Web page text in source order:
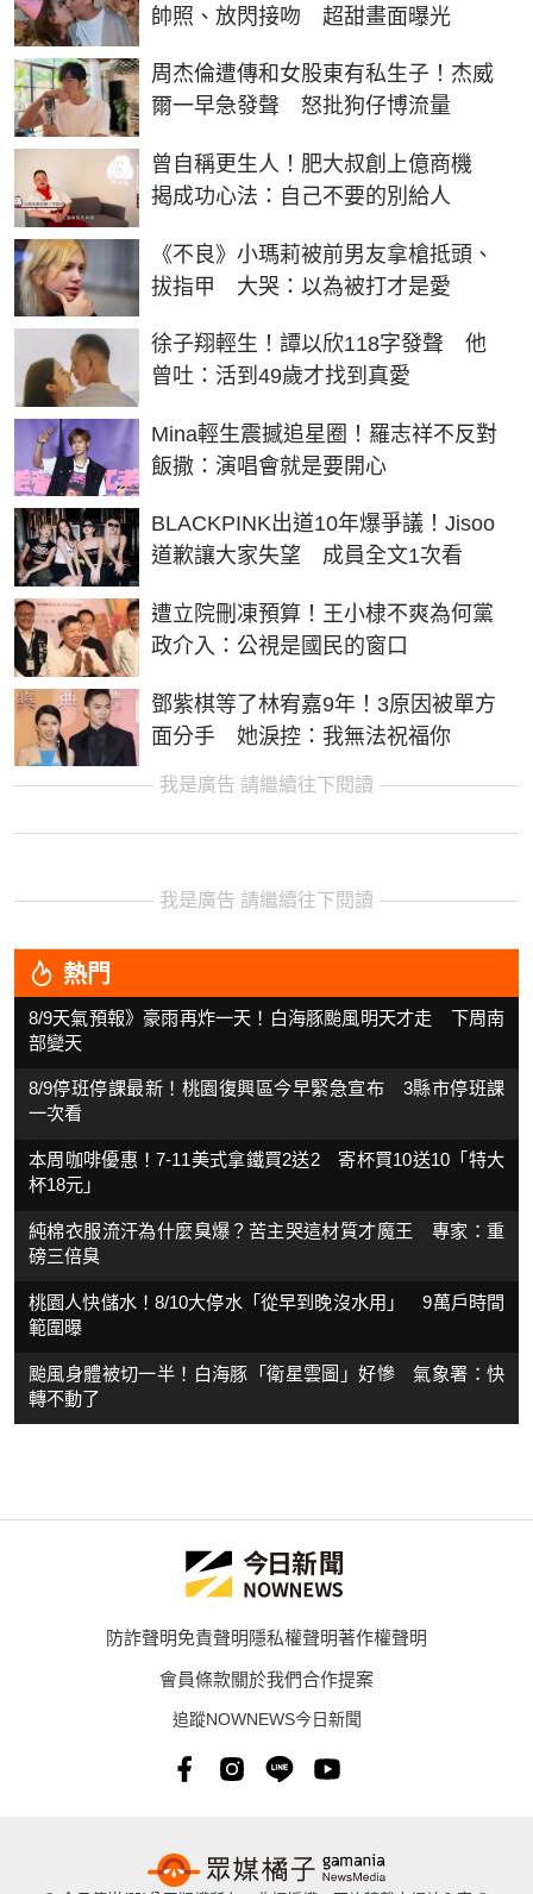
帥照、放閃接吻 超甜畫面曝光
周杰倫遭傳和女股東有私生子！杰威
爾一早急發聲 怒批狗仔博流量
曾自稱更生人！肥大叔創上億商機
揭成功心法：自己不要的別給人
《不良》小瑪莉被前男友拿槍抵頭、
拔指甲 大哭：以為被打才是愛
徐子翔輕生！譚以欣118字發聲 他
曾吐：活到49歲才找到真愛
Mina輕生震撼追星圈！羅志祥不反對
飯撒：演唱會就是要開心
BLACKPINK出道10年爆爭議！Jisoo
道歉讓大家失望 成員全文1次看
遭立院刪凍預算！王小棣不爽為何黨
政介入：公視是國民的窗口
鄧紫棋等了林宥嘉9年！3原因被單方
面分手 她淚控：我無法祝福你
我是廣告 請繼續往下閱讀
我是廣告 請繼續往下閱讀
熱門
8/9天氣預報》豪雨再炸一天！白海豚颱風明天才走 下周南
部變天
8/9停班停課最新！桃園復興區今早緊急宣布 3縣市停班課
一次看
本周咖啡優惠！7-11美式拿鐵買2送2 寄杯買10送10「特大
杯18元」
純棉衣服流汗為什麼臭爆？苦主哭這材質才魔王 專家：重
磅三倍臭
桃園人快儲水！8/10大停水「從早到晚沒水用」 9萬戶時間
範圍曝
颱風身體被切一半！白海豚「衛星雲圖」好慘 氣象署：快
轉不動了
防詐聲明免責聲明隱私權聲明著作權聲明
會員條款關於我們合作提案
追蹤NOWNEWS今日新聞